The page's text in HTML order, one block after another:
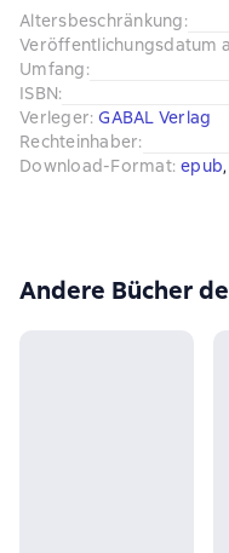
Altersbeschränkung:
Veröffentlichungsdatum
Umfang:
ISBN:
Verleger: GABAL Verlag
Rechteinhaber:
Download-Format: epub,
Andere Bücher